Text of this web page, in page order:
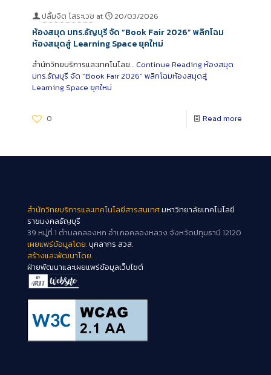
ปลื้มจิต โสระเวช at 20/03/2026
ห้องสมุด มทร.ธัญบุรี จัด “Book Fair 2026” พลิกโฉม
ห้องสมุดสู่ Learning Space ยุคใหม่
สำนักวิทยบริการและเทคโนโลย… Continue Readingห้องสมุด
มทร.ธัญบุรี จัด “Book Fair 2026” พลิกโฉมห้องสมุดสู่
Learning Space ยุคใหม่
0 Read more
สำนักวิทยบริการและเทคโนโลยีสารสนเทศมหาวิทยาลัยเทคโนโลยี
ราชมงคลธัญบุรี
39 หมู่ที่ 1 ตำบลคลองหก อำเภอคลองหลวง จังหวัดปทุมธานี 12120
เผยแพร่ข้อมูลโดย.บุคลากร สวส.
สร้างและพัฒนาโดย.
ฝ่ายพัฒนาและเผยแพร่ข้อมูลเว็บไซต์